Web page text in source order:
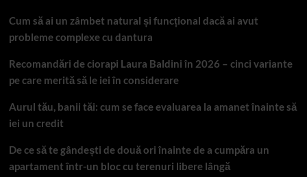
Cum să ai un zâmbet natural și funcțional dacă ai avut
probleme complexe cu dantura
Recomandări de ciorapi Laura Baldini în 2026 – cinci variante
pe care merită să le iei în considerare
Aurul tău, banii tăi: cum se face evaluarea la amanet înainte să
iei un credit
De ce să te gândești de două ori înainte de a cumpăra un
apartament într-un bloc cu terenuri libere lângă